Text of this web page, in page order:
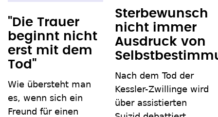
"Die Trauer
beginnt nicht
erst mit dem
Tod"
Wie übersteht man
es, wenn sich ein
Freund für einen
Sterbewunsch
nicht immer
Ausdruck von
Nach dem Tod der
Kessler-Zwillinge wird
über assistierten